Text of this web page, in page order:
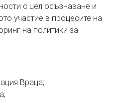
с цел осъзнаване и
участие в процесите на
на политики за
Враца;